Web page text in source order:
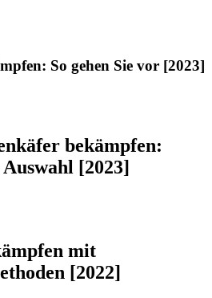
So gehen Sie vor [2023]
bekämpfen:
[2023]
mit
[2022]